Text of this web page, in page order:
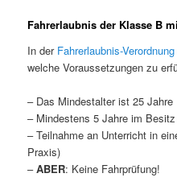
Fahrerlaubnis der Klasse B
In der Fahrerlaubnis-
welche Voraussetzungen zu
– Das Mindestalter ist 25 Jahre
– Mindestens 5 Jahre im Besitz
– Teilnahme an Unterricht in
Praxis)
–ABER: Keine Fahrprüfung!